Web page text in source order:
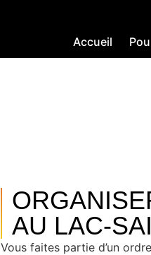
Accueil
AU LAC-
Vous faites partie d’un